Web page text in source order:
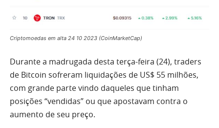
Criptomoedas em alta 24 10 2023 (CoinMarketCap)
Durante a madrugada desta terça-feira (24), traders
de Bitcoin sofreram liquidações de US$ 55 milhões,
com grande parte vindo daqueles que tinham
posições “vendidas” ou que apostavam contra o
aumento de seu preço.